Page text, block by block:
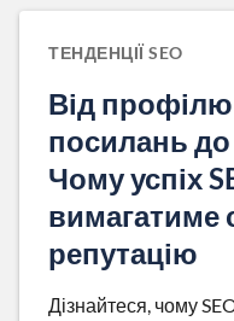
ТЕНДЕНЦІЇ SEO
Від
посилань
Чому успіх
вимагатиме
репутацію
Дізнайтеся, чому